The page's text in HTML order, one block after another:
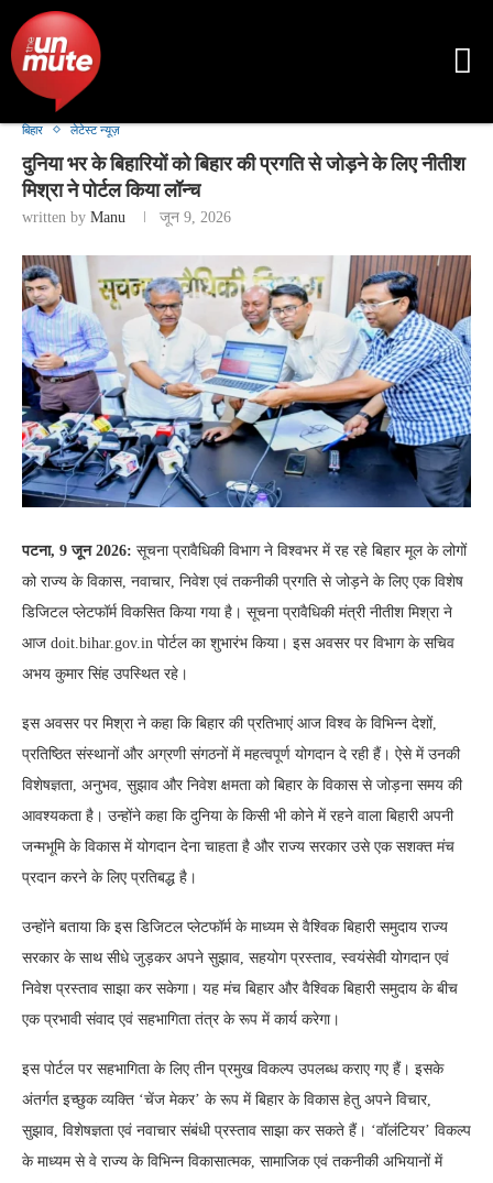
बिहार लेटेस्ट न्यूज़
दुनिया भर के बिहारियों को बिहार की प्रगति से जोड़ने के लिए नीतीश
मिश्रा ने पोर्टल किया लॉन्च
written by Manu जून 9, 2026
पटना, 9 जून 2026: सूचना प्रावैधिकी विभाग ने विश्वभर में रह रहे बिहार मूल के लोगों
को राज्य के विकास, नवाचार, निवेश एवं तकनीकी प्रगति से जोड़ने के लिए एक विशेष
डिजिटल प्लेटफॉर्म विकसित किया गया है। सूचना प्रावैधिकी मंत्री नीतीश मिश्रा ने
आज doit.bihar.gov.in पोर्टल का शुभारंभ किया। इस अवसर पर विभाग के सचिव
अभय कुमार सिंह उपस्थित रहे।
इस अवसर पर मिश्रा ने कहा कि बिहार की प्रतिभाएं आज विश्व के विभिन्न देशों,
प्रतिष्ठित संस्थानों और अग्रणी संगठनों में महत्वपूर्ण योगदान दे रही हैं। ऐसे में उनकी
विशेषज्ञता, अनुभव, सुझाव और निवेश क्षमता को बिहार के विकास से जोड़ना समय की
आवश्यकता है। उन्होंने कहा कि दुनिया के किसी भी कोने में रहने वाला बिहारी अपनी
जन्मभूमि के विकास में योगदान देना चाहता है और राज्य सरकार उसे एक सशक्त मंच
प्रदान करने के लिए प्रतिबद्ध है।
उन्होंने बताया कि इस डिजिटल प्लेटफॉर्म के माध्यम से वैश्विक बिहारी समुदाय राज्य
सरकार के साथ सीधे जुड़कर अपने सुझाव, सहयोग प्रस्ताव, स्वयंसेवी योगदान एवं
निवेश प्रस्ताव साझा कर सकेगा। यह मंच बिहार और वैश्विक बिहारी समुदाय के बीच
एक प्रभावी संवाद एवं सहभागिता तंत्र के रूप में कार्य करेगा।
इस पोर्टल पर सहभागिता के लिए तीन प्रमुख विकल्प उपलब्ध कराए गए हैं। इसके
अंतर्गत इच्छुक व्यक्ति ‘चेंज मेकर’ के रूप में बिहार के विकास हेतु अपने विचार,
सुझाव, विशेषज्ञता एवं नवाचार संबंधी प्रस्ताव साझा कर सकते हैं। ‘वॉलंटियर’ विकल्प
के माध्यम से वे राज्य के विभिन्न विकासात्मक, सामाजिक एवं तकनीकी अभियानों में